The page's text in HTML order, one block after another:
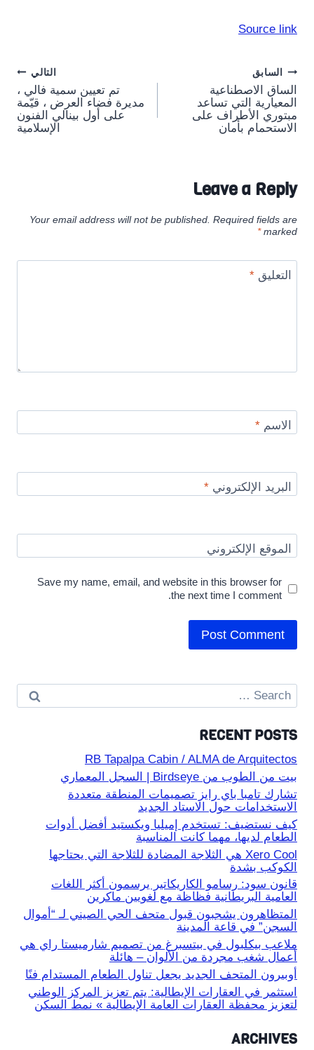
Source link
Post
navigation
السابق
الساق الاصطناعية
المعيارية التي تساعد
مبتوري الأطراف على
الاستحمام بأمان
التالي
تم تعيين سمية فالي ،
مديرة فضاء العرض ، قيّمة
على أول بينالي الفنون
الإسلامية
Leave a Reply
Your email address will not be published. Required fields are
marked
*
التعليق*
الاسم*
البريد الإلكتروني*
الموقع الإلكتروني
Save my name, email, and website in this browser for
the next time I comment.
Search
for:
RECENT POSTS
RB Tapalpa Cabin / ALMA de Arquitectos
بيت من الطوب من Birdseye | السجل المعماري
تشارك تامبا باي رايز تصميمات المنطقة متعددة
الاستخدامات حول الاستاد الجديد
كيف نستضيف: تستخدم إميليا ويكستيد أفضل أدوات
الطعام لديها، مهما كانت المناسبة
Xero Cool هي الثلاجة المضادة للثلاجة التي يحتاجها
الكوكب بشدة
قانون سود: رسامو الكاريكاتير يرسمون أكثر اللغات
العامية البريطانية فظاظة مع لغويين ماكرين
المتظاهرون يشجبون قبول متحف الحي الصيني لـ “أموال
السجن” في قاعة المدينة
ملاعب بيكلبول في بيتسبرغ من تصميم شارميستا راي هي
أعمال شغب مجردة من الألوان – هائلة
أوبيرون المتحف الجديد يجعل تناول الطعام المستدام فنًا
استثمر في العقارات الإيطالية: يتم تعزيز المركز الوطني
لتعزيز محفظة العقارات العامة الإيطالية » نمط السكن
ARCHIVES